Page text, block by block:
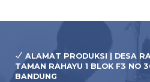
ALAMAT PRODUKSI | DESA
TAMAN RAHAYU 1 BLOK F3 NO
BANDUNG